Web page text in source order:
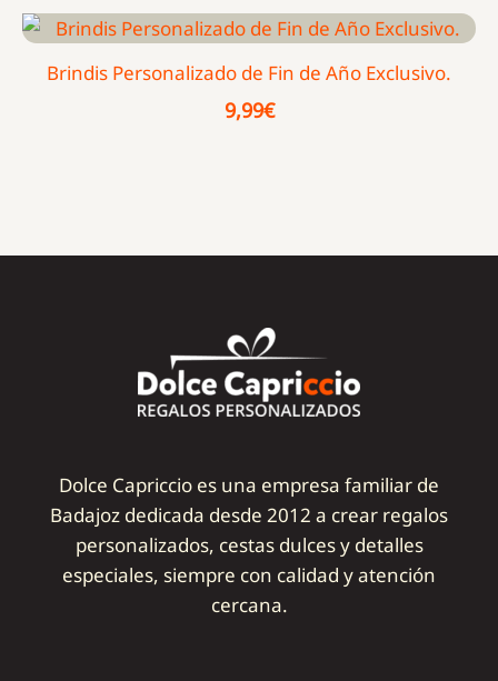
Brindis Personalizado de Fin de Año Exclusivo.
9,99€
Dolce Capriccio es una empresa familiar de
Badajoz dedicada desde 2012 a crear regalos
personalizados, cestas dulces y detalles
especiales, siempre con calidad y atención
cercana.